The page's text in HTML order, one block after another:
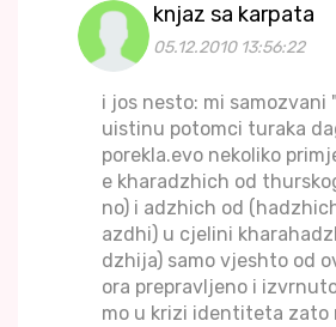
knjaz sa karpata
05.12.2010 13:56:22
i jos nesto: mi samozvani
uistinu potomci turaka
porekla.evo nekoliko
e kharadzhich od
no) i adzhich od
azdhi) u cjelini
dzhija) samo vjeshto od
ora prepravljeno i
mo u krizi identiteta zato